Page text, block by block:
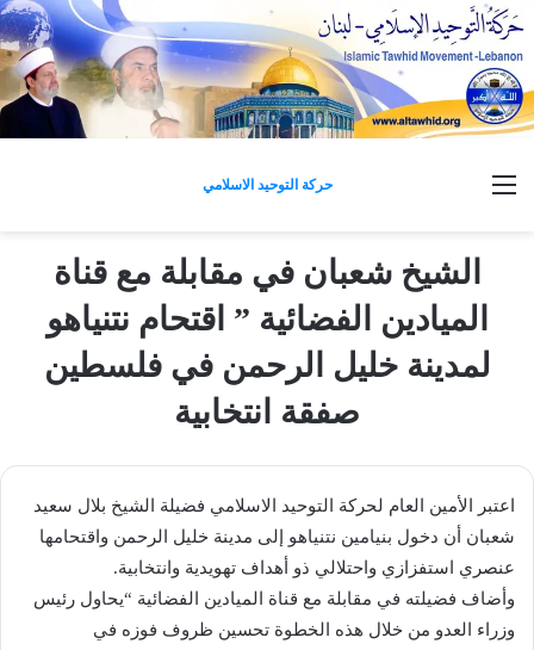
حركة التوحيد الاسلامي القائمة
الشيخ شعبان في مقابلة مع قناة
الميادين الفضائية ” اقتحام نتنياهو
لمدينة خليل الرحمن في فلسطين
صفقة انتخابية
اعتبر الأمين العام لحركة التوحيد الاسلامي فضيلة الشيخ بلال سعيد
شعبان أن دخول بنيامين نتنياهو إلى مدينة خليل الرحمن واقتحامها
عنصري استفزازي واحتلالي ذو أهداف تهويدية وانتخابية.
وأضاف فضيلته في مقابلة مع قناة الميادين الفضائية “يحاول رئيس
وزراء العدو من خلال هذه الخطوة تحسين ظروف فوزه في